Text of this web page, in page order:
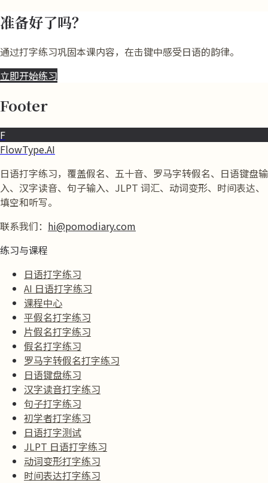
准备好了吗？
通过打字练习巩固本课内容，在击键中感受日语的韵律。
立即开始练习
Footer
F
FlowType.AI
日语打字练习，覆盖假名、五十音、罗马字转假名、日语键盘输
入、汉字读音、句子输入、JLPT 词汇、动词变形、时间表达、
填空和听写。
联系我们： hi@pomodiary.com
练习与课程
日语打字练习
AI 日语打字练习
课程中心
平假名打字练习
片假名打字练习
假名打字练习
罗马字转假名打字练习
日语键盘练习
汉字读音打字练习
句子打字练习
初学者打字练习
日语打字测试
JLPT 日语打字练习
动词变形打字练习
时间表达打字练习